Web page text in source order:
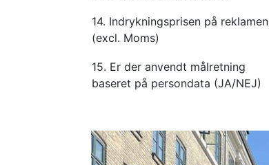
14. Indrykningsprisen på reklamen
(excl. Moms)
15. Er der anvendt målretning
baseret på persondata (JA/NEJ)